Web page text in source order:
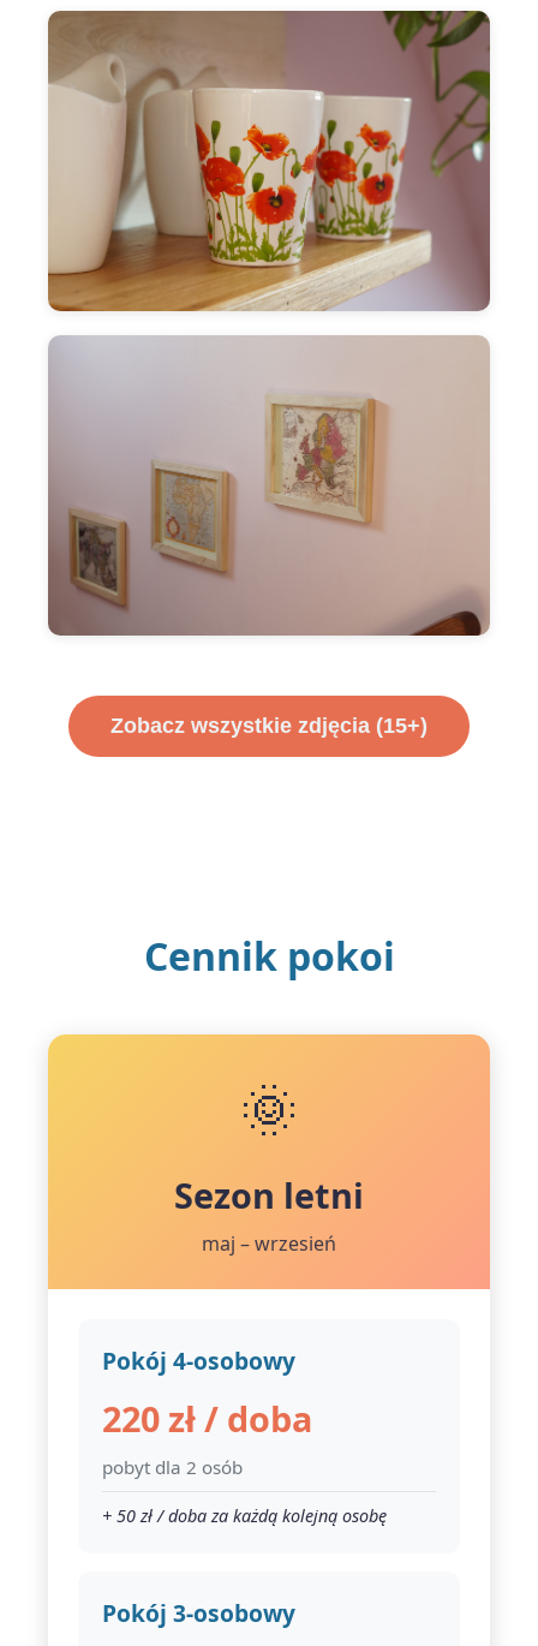
Zobacz wszystkie zdjęcia (15+)
Cennik pokoi
🌞
Sezon letni
maj – wrzesień
Pokój 4-osobowy
220 zł / doba
pobyt dla 2 osób
+ 50 zł / doba za każdą kolejną osobę
Pokój 3-osobowy